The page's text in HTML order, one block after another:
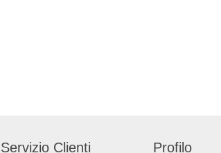
Servizio Clienti Profilo